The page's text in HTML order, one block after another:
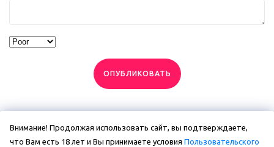
ОПУБЛИКОВАТЬ
Внимание! Продолжая использовать сайт, вы подтверждаете,
что Вам есть 18 лет и Вы принимаете условия Пользовательского